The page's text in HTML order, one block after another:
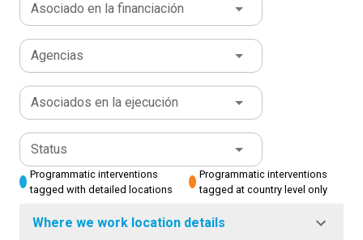
Asociado en la financiación
Agencias
Asociados en la ejecución
Status
Programmatic interventions
tagged with detailed locations
Programmatic interventions
tagged at country level only
Where we work location details